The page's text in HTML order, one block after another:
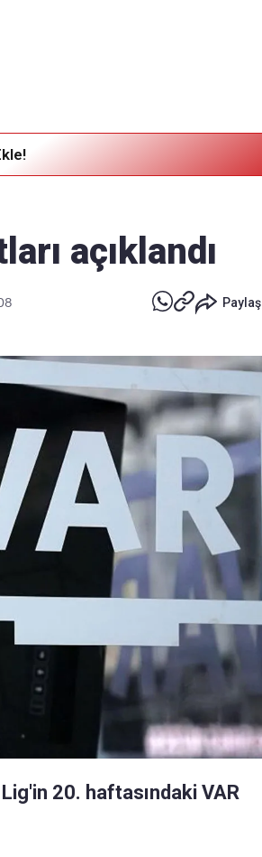
açıklandı
Paylaş
20. haftasındaki VAR